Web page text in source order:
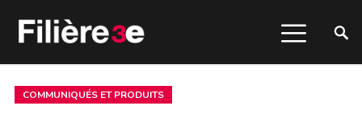
COMMUNIQUÉS ET PRODUITS